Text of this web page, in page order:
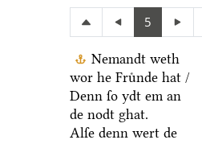
5
Nemandt weth
wor he Fruͤnde hat /
Denn ſo ydt em an
de nodt ghat.
Alſe denn wert de